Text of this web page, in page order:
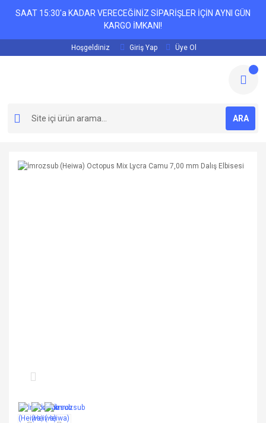
SAAT 15:30'a KADAR VERECEĞİNİZ SİPARİŞLER İÇİN AYNI GÜN
KARGO İMKANI!
Hoşgeldiniz Giriş Yap Üye Ol
ARA